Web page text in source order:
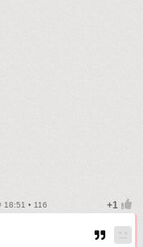
18:51 • 116